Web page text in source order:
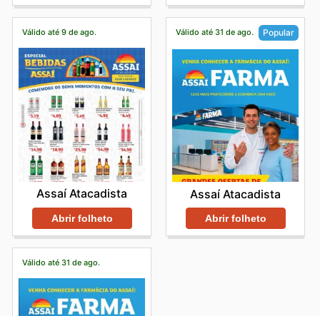
Válido até 9 de ago.
Assaí Atacadista
Abrir folheto
Válido até 31 de ago. Popular
Assaí Atacadista
Abrir folheto
Válido até 31 de ago.